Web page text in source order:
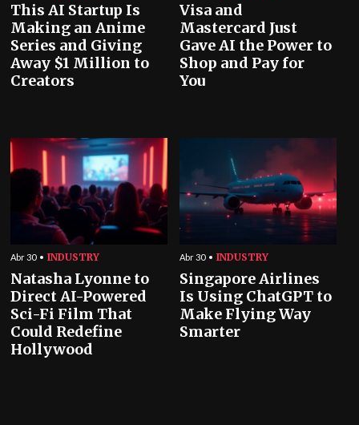
This AI Startup Is
Making an Anime
Series and Giving
Away $1 Million to
Creators
Visa and
Mastercard Just
Gave AI the Power to
Shop and Pay for
You
Abr 30 INDUSTRY
Natasha Lyonne to
Direct AI-Powered
Sci-Fi Film That
Could Redefine
Hollywood
Abr 30 INDUSTRY
Singapore Airlines
Is Using ChatGPT to
Make Flying Way
Smarter